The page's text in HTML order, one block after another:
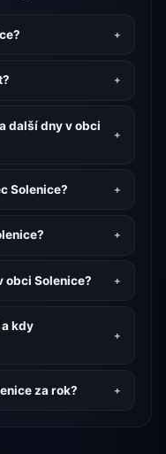
další dny v obci
Solenice?
obci Solenice?
kdy
za rok?